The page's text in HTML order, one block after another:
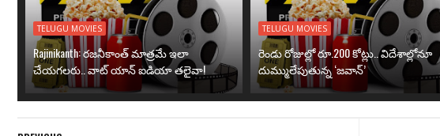
TELUGU MOVIES
Rajinikanth: రజనీకాంత్ మాత్రమే ఇలా
చేయగలరు.. వాట్ యాన్ ఐడియా తలైవా!
TELUGU MOVIES
రెండు రోజుల్లో రూ.200 కోట్లు.. విదేశాల్లోనూ
దుమ్ములేపుతున్న ‘జవాన్’